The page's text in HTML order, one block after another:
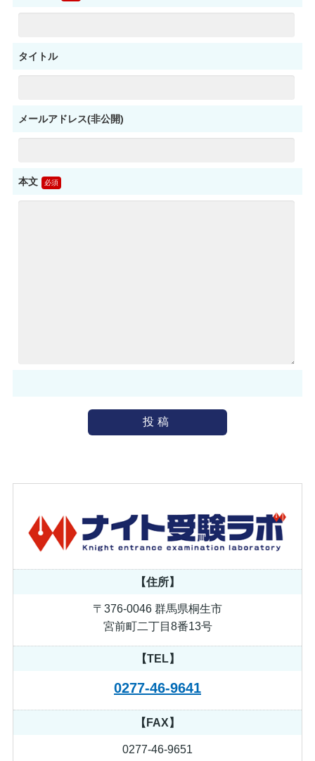
タイトル
メールアドレス(非公開)
本文
【住所】
〒376-0046 群馬県桐生市
宮前町二丁目8番13号
【TEL】
0277-46-9641
【FAX】
0277-46-9651